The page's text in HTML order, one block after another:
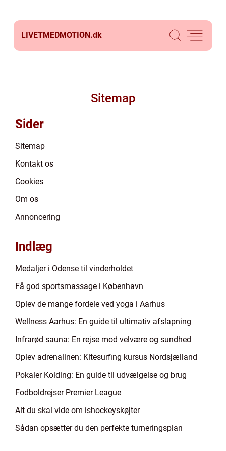
LIVETMEDMOTION.dk
Sitemap
Sider
Sitemap
Kontakt os
Cookies
Om os
Annoncering
Indlæg
Medaljer i Odense til vinderholdet
Få god sportsmassage i København
Oplev de mange fordele ved yoga i Aarhus
Wellness Aarhus: En guide til ultimativ afslapning
Infrarød sauna: En rejse mod velvære og sundhed
Oplev adrenalinen: Kitesurfing kursus Nordsjælland
Pokaler Kolding: En guide til udvælgelse og brug
Fodboldrejser Premier League
Alt du skal vide om ishockeyskøjter
Sådan opsætter du den perfekte turneringsplan